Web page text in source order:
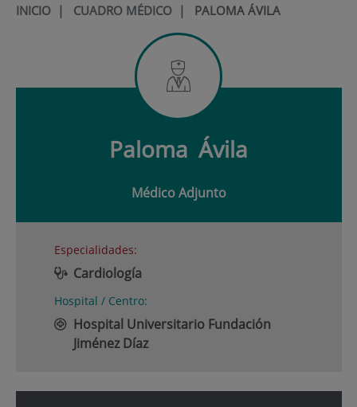
INICIO| CUADRO MÉDICO| PALOMA ÁVILA
Paloma Ávila
Médico Adjunto
Especialidades:
Cardiología
Hospital / Centro:
Hospital Universitario Fundación
Jiménez Díaz